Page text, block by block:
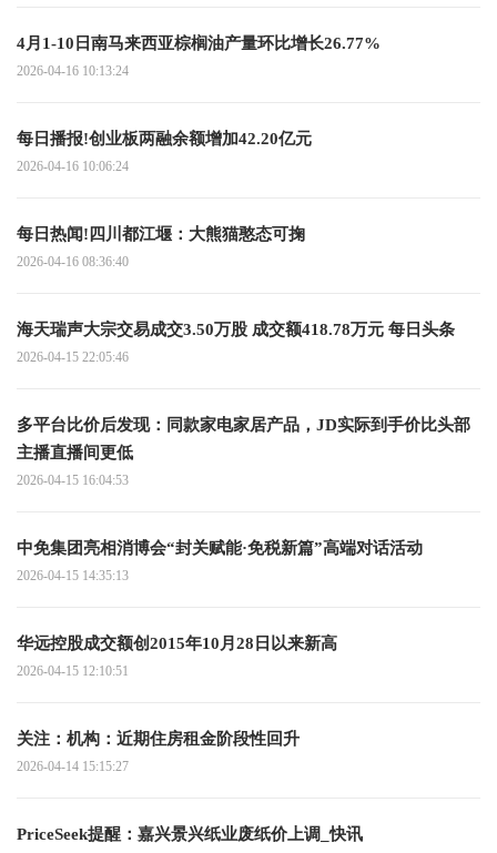
4月1-10日南马来西亚棕榈油产量环比增长26.77%
2026-04-16 10:13:24
每日播报!创业板两融余额增加42.20亿元
2026-04-16 10:06:24
每日热闻!四川都江堰：大熊猫憨态可掬
2026-04-16 08:36:40
海天瑞声大宗交易成交3.50万股 成交额418.78万元 每日头条
2026-04-15 22:05:46
多平台比价后发现：同款家电家居产品，JD实际到手价比头部
主播直播间更低
2026-04-15 16:04:53
中免集团亮相消博会“封关赋能·免税新篇”高端对话活动
2026-04-15 14:35:13
华远控股成交额创2015年10月28日以来新高
2026-04-15 12:10:51
关注：机构：近期住房租金阶段性回升
2026-04-14 15:15:27
PriceSeek提醒：嘉兴景兴纸业废纸价上调_快讯